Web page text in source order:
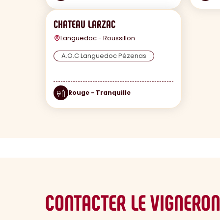
CHATEAU LARZAC
Languedoc - Roussillon
A.O.C Languedoc Pézenas
Rouge - Tranquille
CONTACTER LE VIGNERON